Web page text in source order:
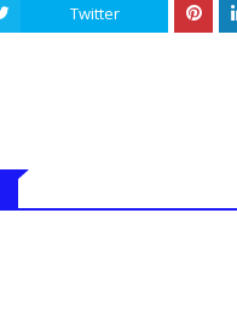
Twitter